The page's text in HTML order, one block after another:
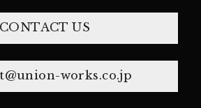
CONTACT US
works.co.jp